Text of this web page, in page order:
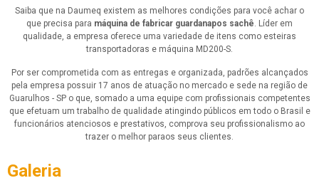
Saiba que na Daumeq existem as melhores condições para você achar o
que precisa para máquina de fabricar guardanapos sachê. Líder em
qualidade, a empresa oferece uma variedade de itens como esteiras
transportadoras e máquina MD200-S.
Por ser comprometida com as entregas e organizada, padrões alcançados
pela empresa possuir 17 anos de atuação no mercado e sede na região de
Guarulhos - SP o que, somado a uma equipe com profissionais competentes
que efetuam um trabalho de qualidade atingindo públicos em todo o Brasil e
funcionários atenciosos e prestativos, comprova seu profissionalismo ao
trazer o melhor paraos seus clientes.
Galeria